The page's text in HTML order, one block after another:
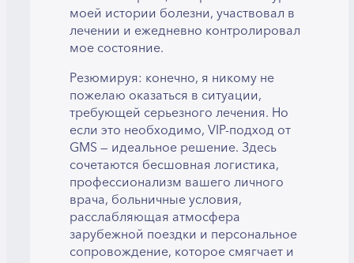
моей истории болезни, участвовал в
лечении и ежедневно контролировал
мое состояние.
Резюмируя: конечно, я никому не
пожелаю оказаться в ситуации,
требующей серьезного лечения. Но
если это необходимо, VIP-подход от
GMS — идеальное решение. Здесь
сочетаются бесшовная логистика,
профессионализм вашего личного
врача, больничные условия,
расслабляющая атмосфера
зарубежной поездки и персональное
сопровождение, которое смягчает и